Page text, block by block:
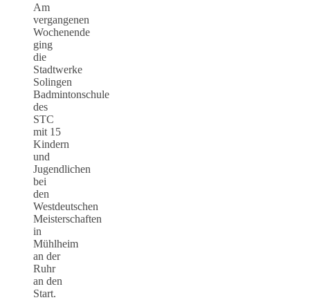
Am
vergangenen
Wochenende
ging
die
Stadtwerke
Solingen
Badmintonschule
des
STC
mit 15
Kindern
und
Jugendlichen
bei
den
Westdeutschen
Meisterschaften
in
Mühlheim
an der
Ruhr
an den
Start.